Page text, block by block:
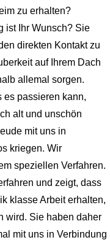
zu erhalten?
ist Ihr Wunsch? Sie
direkten Kontakt zu
auf Ihrem Dach
allemal sorgen.
es passieren kann,
alt und unschön
mit uns in
kriegen. Wir
speziellen Verfahren.
und zeigt, dass
klasse Arbeit erhalten,
wird. Sie haben daher
mit uns in Verbindung